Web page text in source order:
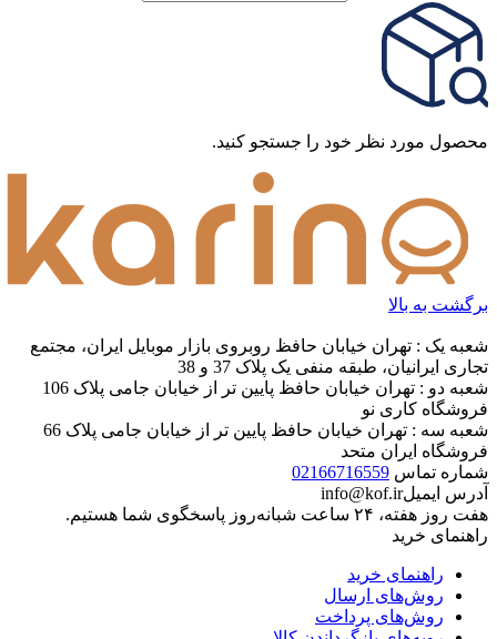
محصول مورد نظر خود را جستجو کنید.
برگشت به بالا
شعبه یک : تهران خیابان حافظ روبروی بازار موبایل ایران، مجتمع
تجاری ایرانیان، طبقه منفی یک پلاک 37 و 38
شعبه دو : تهران خیابان حافظ پایین تر از خیابان جامی پلاک 106
فروشگاه کاری نو
شعبه سه : تهران خیابان حافظ پایین تر از خیابان جامی پلاک 66
فروشگاه ایران متحد
شماره تماس 02166716559
آدرس ایمیلinfo@kof.ir
هفت روز هفته، ۲۴ ساعت شبانه‌روز پاسخگوی شما هستیم.
راهنمای خرید
راهنمای خرید
روش‌های ارسال
روش‌های پرداخت